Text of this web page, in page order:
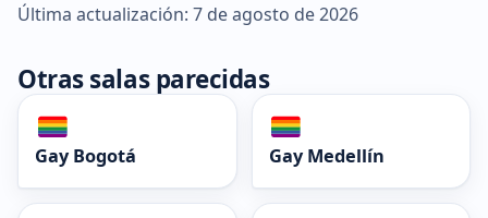
Última actualización: 7 de agosto de 2026
Otras salas parecidas
Gay Bogotá Gay Medellín